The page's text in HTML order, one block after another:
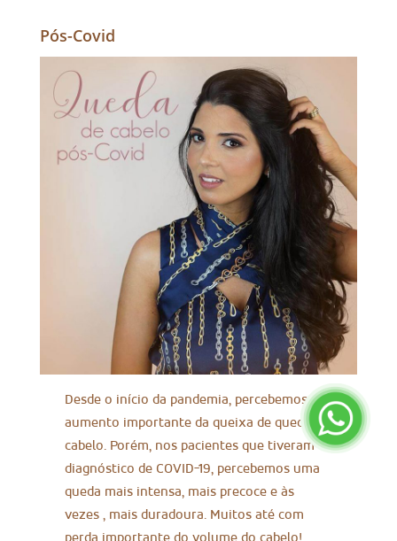
Pós-Covid
Desde o início da pandemia, percebemos um
aumento importante da queixa de queda de
cabelo. Porém, nos pacientes que tiveram
diagnóstico de COVID-19, percebemos uma
queda mais intensa, mais precoce e às
vezes , mais duradoura. Muitos até com
perda importante do volume do cabelo!